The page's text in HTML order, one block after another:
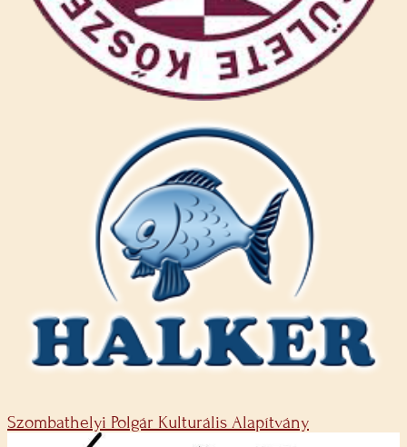
Szombathelyi Polgár Kulturális Alapítvány